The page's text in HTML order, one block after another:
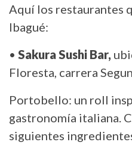
Aquí los restaurantes
Ibagué:
• Sakura Sushi Bar,
Floresta, carrera
Portobello: un roll
gastronomía italiana.
siguientes